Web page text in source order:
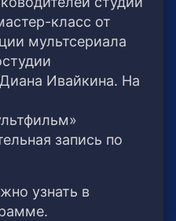
класс от
мультсериала
Ивайкина. На
запись по
узнать в